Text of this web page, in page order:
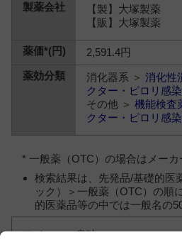
【製】大塚製薬
【販】大塚製薬
2,591.4円
消化器系 ＞消化性
クター・ピロリ感
その他 ＞機能検査
クター・ピロリ感
* 一般薬（OTC）の場合はメー
検索結果は、先発品/基礎的医
ック）＞一般薬（OTC）の順
的医薬品等の中では一般名の
アイコンの意味